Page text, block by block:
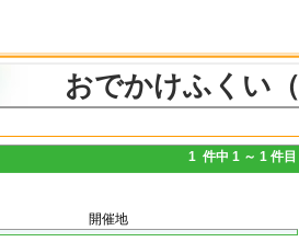
おでかけふくい
1 件中 1 ～ 1 件目
開催地